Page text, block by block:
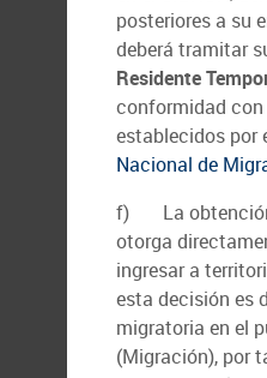
posteriores a su
deberá tramitar
Residente
conformidad
establecidos por
Nacional de
f) La obtención
otorga
ingresar a
esta decisión es
migratoria en el
(Migración), por